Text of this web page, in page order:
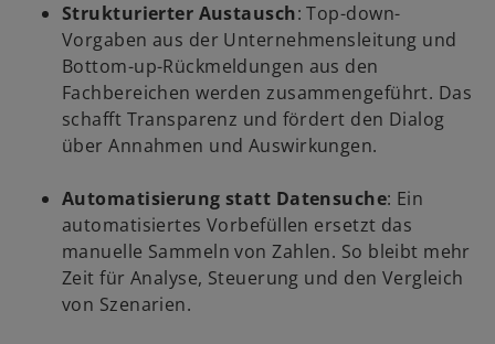
Strukturierter Austausch: Top-down-
Vorgaben aus der Unternehmensleitung und
Bottom-up-Rückmeldungen aus den
Fachbereichen werden zusammengeführt. Das
schafft Transparenz und fördert den Dialog
über Annahmen und Auswirkungen.
Automatisierung statt Datensuche: Ein
automatisiertes Vorbefüllen ersetzt das
manuelle Sammeln von Zahlen. So bleibt mehr
Zeit für Analyse, Steuerung und den Vergleich
von Szenarien.